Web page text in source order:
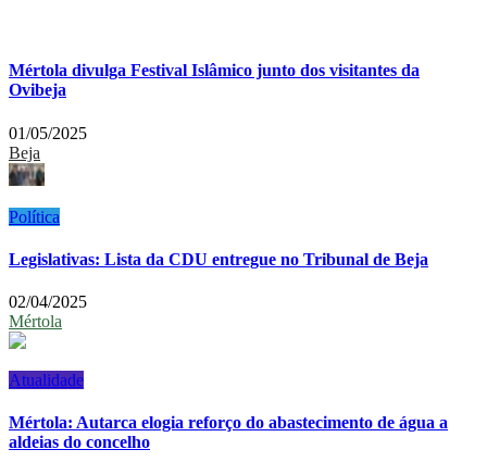
Mértola divulga Festival Islâmico junto dos visitantes da
Ovibeja
01/05/2025
Beja
Política
Legislativas: Lista da CDU entregue no Tribunal de Beja
02/04/2025
Mértola
Atualidade
Mértola: Autarca elogia reforço do abastecimento de água a
aldeias do concelho